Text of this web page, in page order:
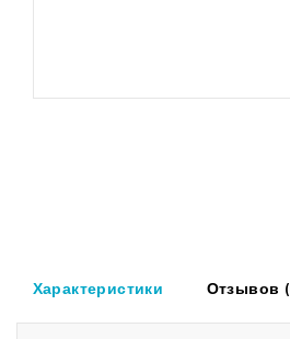
Характеристики Отзывов